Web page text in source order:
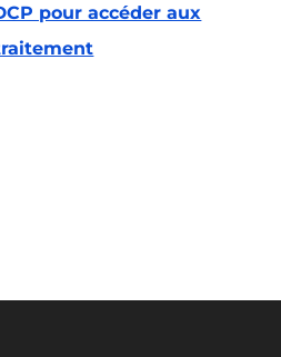
pour accéder aux